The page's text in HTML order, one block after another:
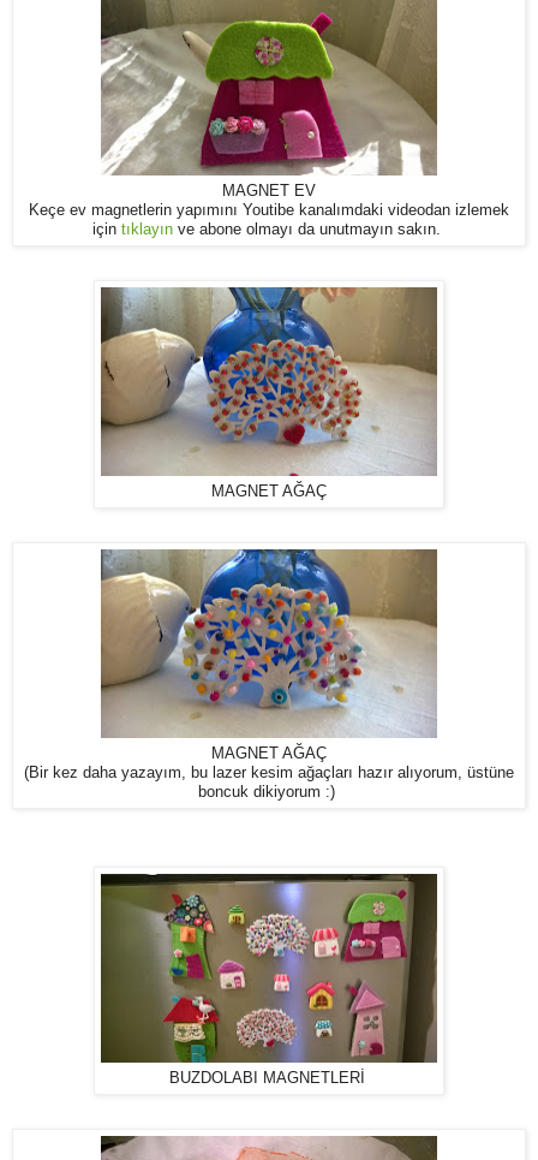
MAGNET EV
Keçe ev magnetlerin yapımını Youtibe kanalımdaki videodan izlemek
için tıklayın ve abone olmayı da unutmayın sakın.
MAGNET AĞAÇ
MAGNET AĞAÇ
(Bir kez daha yazayım, bu lazer kesim ağaçları hazır alıyorum, üstüne
boncuk dikiyorum :)
BUZDOLABI MAGNETLERİ